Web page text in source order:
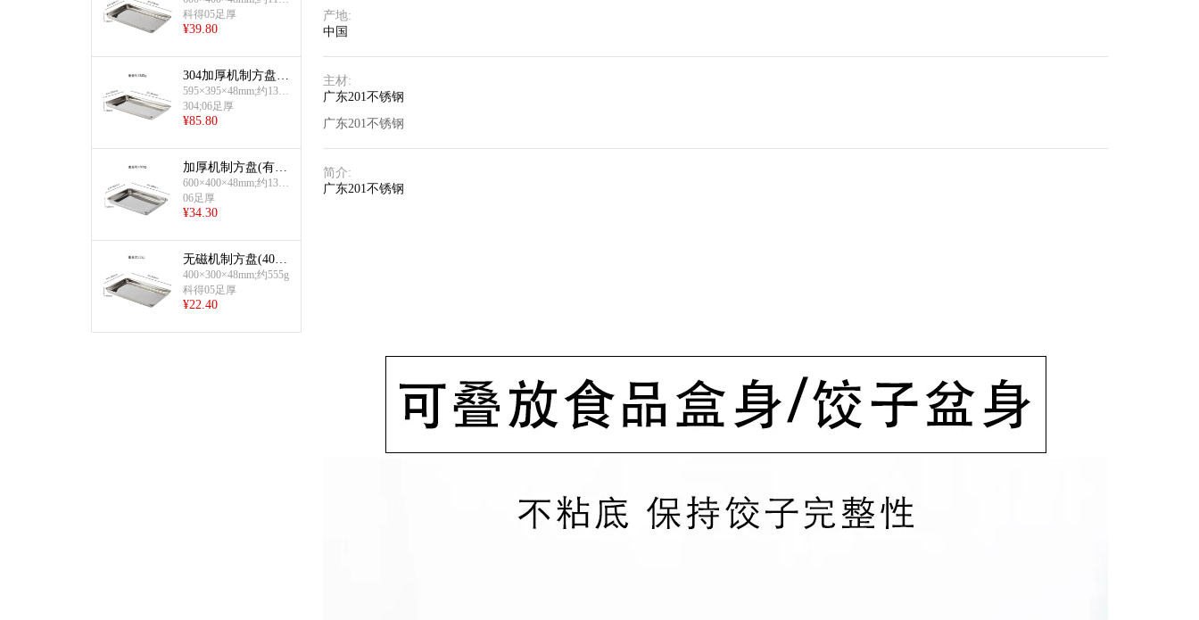
G
科得05足厚
¥39.80
304加厚机制方盘
(无孔)
595×395×48mm;约1350
g
304;06足厚
¥85.80
加厚机制方盘(有
磁)(600×400×48×0.
6mm)
600×400×48mm;约1300
G
06足厚
¥34.30
无磁机制方盘(400×
300mm)
400×300×48mm;约555g
科得05足厚
¥22.40
产地:
中国
主材:
广东201不锈钢
广东201不锈钢
简介:
广东201不锈钢